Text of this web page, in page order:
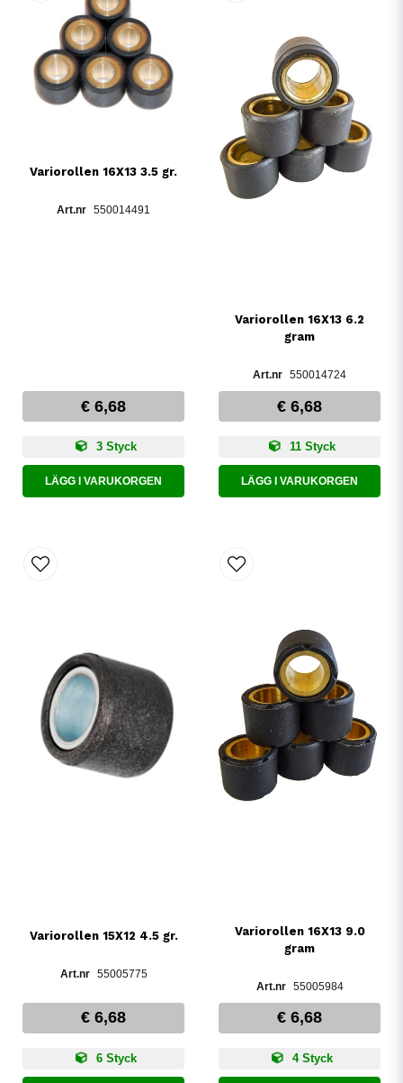
Variorollen 16X13 3.5 gr.
550014491
€ 6,68
3 Styck
LÄGG I VARUKORGEN
Variorollen 16X13 6.2
gram
550014724
€ 6,68
11 Styck
LÄGG I VARUKORGEN
Variorollen 15X12 4.5 gr.
55005775
€ 6,68
6 Styck
Variorollen 16X13 9.0
gram
55005984
€ 6,68
4 Styck